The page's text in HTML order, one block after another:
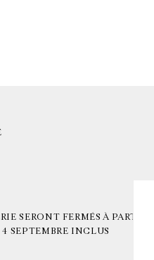
SERONT FERMÉS À PARTIR
SEPTEMBRE INCLUS